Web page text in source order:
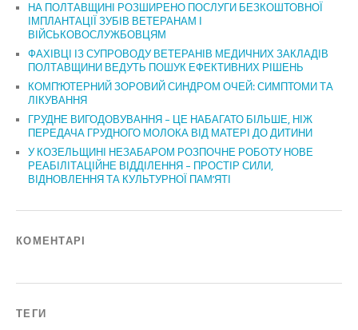
НА ПОЛТАВЩИНІ РОЗШИРЕНО ПОСЛУГИ БЕЗКОШТОВНОЇ
ІМПЛАНТАЦІЇ ЗУБІВ ВЕТЕРАНАМ І
ВІЙСЬКОВОСЛУЖБОВЦЯМ
ФАХІВЦІ ІЗ СУПРОВОДУ ВЕТЕРАНІВ МЕДИЧНИХ ЗАКЛАДІВ
ПОЛТАВЩИНИ ВЕДУТЬ ПОШУК ЕФЕКТИВНИХ РІШЕНЬ
КОМП’ЮТЕРНИЙ ЗОРОВИЙ СИНДРОМ ОЧЕЙ: СИМПТОМИ ТА
ЛІКУВАННЯ
ГРУДНЕ ВИГОДОВУВАННЯ – ЦЕ НАБАГАТО БІЛЬШЕ, НІЖ
ПЕРЕДАЧА ГРУДНОГО МОЛОКА ВІД МАТЕРІ ДО ДИТИНИ
У КОЗЕЛЬЩИНІ НЕЗАБАРОМ РОЗПОЧНЕ РОБОТУ НОВЕ
РЕАБІЛІТАЦІЙНЕ ВІДДІЛЕННЯ – ПРОСТІР СИЛИ,
ВІДНОВЛЕННЯ ТА КУЛЬТУРНОЇ ПАМ’ЯТІ
КОМЕНТАРІ
ТЕГИ